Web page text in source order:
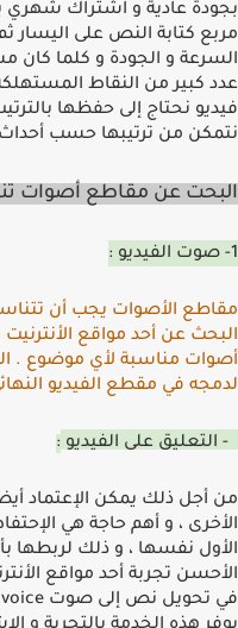
بجودة عادية و اشتراك شهري
مربع كتابة النص على اليسار
السرعة و الجودة و كلما كان
عدد كبير من النقاط
فيديو نحتاج إلى حفظها
نتمكن من ترتيبها حسب
البحت عن مقاطع أصوات
1- صوت الفيديو :
مقاطع اﻷصوات يجب أن
البحث عن أحد مواقع
أصوات مناسبة ﻷي موضوع .
لدمجه في مقطع الفيديو
:
من أجل ذلك يمكن اﻹعتماد
اﻷخرى ، و أهم حاجة هي
اﻷول نفسها ، و ذلك لربطها
اﻷحسن تجربة أحد مواقع
في تحويل نص إلى صوت .